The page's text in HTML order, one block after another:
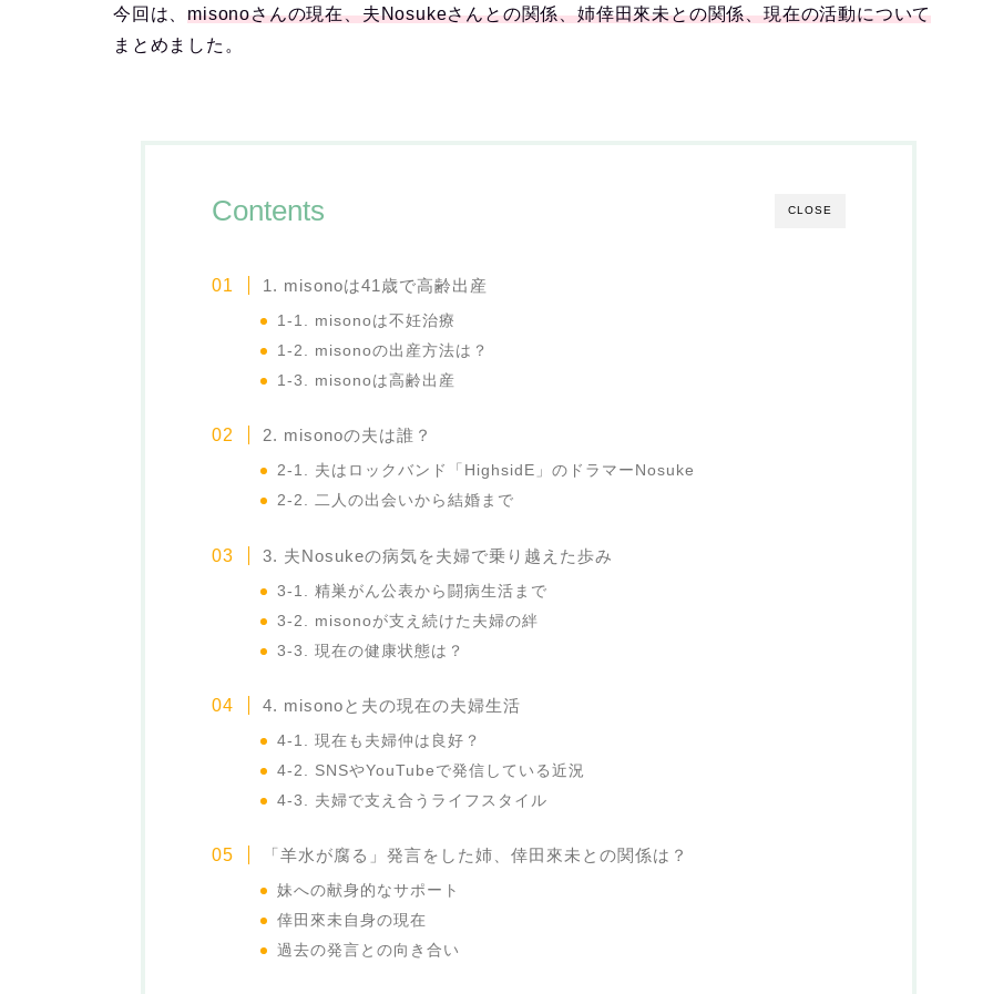
今回は、misonoさんの現在、夫Nosukeさんとの関係、姉倖田來未との関係、現在の活動について
まとめました。
CLOSE
Contents
1. misonoは41歳で高齢出産
1-1. misonoは不妊治療
1-2. misonoの出産方法は？
1-3. misonoは高齢出産
2. misonoの夫は誰？
2-1. 夫はロックバンド「HighsidE」のドラマーNosuke
2-2. 二人の出会いから結婚まで
3. 夫Nosukeの病気を夫婦で乗り越えた歩み
3-1. 精巣がん公表から闘病生活まで
3-2. misonoが支え続けた夫婦の絆
3-3. 現在の健康状態は？
4. misonoと夫の現在の夫婦生活
4-1. 現在も夫婦仲は良好？
4-2. SNSやYouTubeで発信している近況
4-3. 夫婦で支え合うライフスタイル
「羊水が腐る」発言をした姉、倖田來未との関係は？
妹への献身的なサポート
倖田來未自身の現在
過去の発言との向き合い